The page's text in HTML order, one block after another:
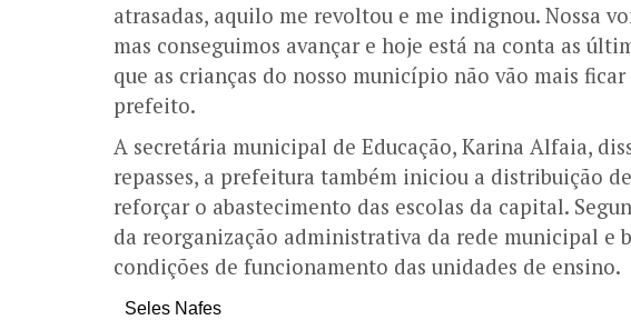
atrasadas, aquilo me revoltou e me indignou. Nossa
mas conseguimos avançar e hoje está na conta as
que as crianças do nosso município não vão mais
prefeito.
A secretária municipal de Educação, Karina Alfaia,
repasses, a prefeitura também iniciou a distribuição
reforçar o abastecimento das escolas da capital.
da reorganização administrativa da rede municipal e
condições de funcionamento das unidades de ensino.
Seles Nafes